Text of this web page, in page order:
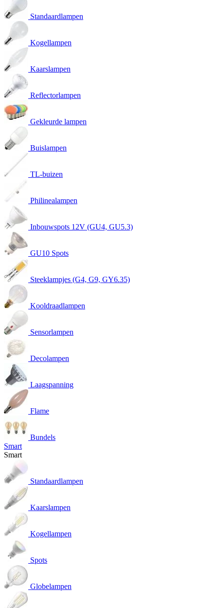
Standaardlampen
Kogellampen
Kaarslampen
Reflectorlampen
Gekleurde lampen
Buislampen
TL-buizen
Philinealampen
Inbouwspots 12V (GU4, GU5.3)
GU10 Spots
Steeklampjes (G4, G9, GY6.35)
Kooldraadlampen
Sensorlampen
Decolampen
Laagspanning
Flame
Bundels
Smart
Smart
Standaardlampen
Kaarslampen
Kogellampen
Spots
Globelampen